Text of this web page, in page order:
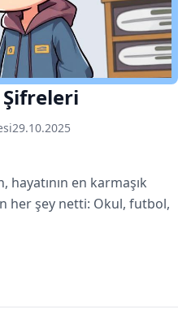
29.10.2025
hayatının en karmaşık
her şey netti: Okul, futbol,